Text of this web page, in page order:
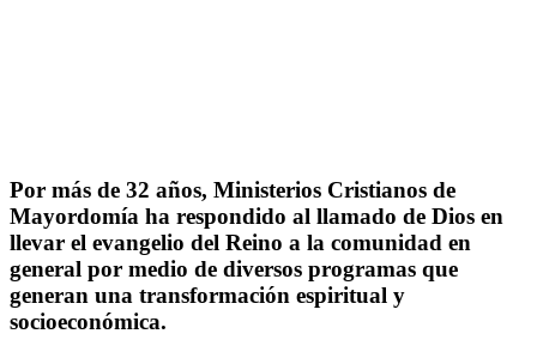
Por más de 32 años, Ministerios Cristianos de
Mayordomía ha respondido al llamado de Dios en
llevar el evangelio del Reino a la comunidad en
general por medio de diversos programas que
generan una transformación espiritual y
socioeconómica.